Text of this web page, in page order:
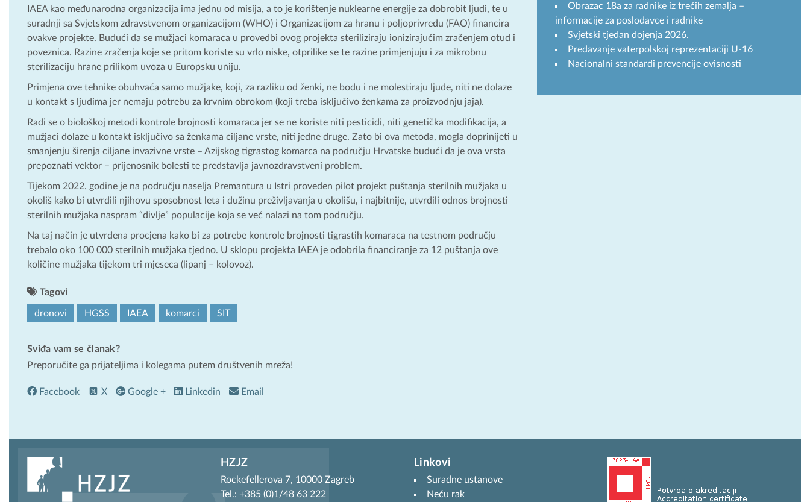
IAEA kao međunarodna organizacija ima jednu od misija, a to je korištenje nuklearne energije za dobrobit ljudi, te u
suradnji sa Svjetskom zdravstvenom organizacijom (WHO) i Organizacijom za hranu i poljoprivredu (FAO) financira
ovakve projekte. Budući da se mužjaci komaraca u provedbi ovog projekta steriliziraju ionizirajućim zračenjem otud i
poveznica. Razine zračenja koje se pritom koriste su vrlo niske, otprilike se te razine primjenjuju i za mikrobnu
sterilizaciju hrane prilikom uvoza u Europsku uniju.
Primjena ove tehnike obuhvaća samo mužjake, koji, za razliku od ženki, ne bodu i ne molestiraju ljude, niti ne dolaze
u kontakt s ljudima jer nemaju potrebu za krvnim obrokom (koji treba isključivo ženkama za proizvodnju jaja).
Radi se o biološkoj metodi kontrole brojnosti komaraca jer se ne koriste niti pesticidi, niti genetička modifikacija, a
mužjaci dolaze u kontakt isključivo sa ženkama ciljane vrste, niti jedne druge. Zato bi ova metoda, mogla doprinijeti u
smanjenju širenja ciljane invazivne vrste – Azijskog tigrastog komarca na području Hrvatske budući da je ova vrsta
prepoznati vektor – prijenosnik bolesti te predstavlja javnozdravstveni problem.
Tijekom 2022. godine je na području naselja Premantura u Istri proveden pilot projekt puštanja sterilnih mužjaka u
okoliš kako bi utvrdili njihovu sposobnost leta i dužinu preživljavanja u okolišu, i najbitnije, utvrdili odnos brojnosti
sterilnih mužjaka naspram “divlje” populacije koja se već nalazi na tom području.
Na taj način je utvrđena procjena kako bi za potrebe kontrole brojnosti tigrastih komaraca na testnom području
trebalo oko 100 000 sterilnih mužjaka tjedno. U sklopu projekta IAEA je odobrila financiranje za 12 puštanja ove
količine mužjaka tijekom tri mjeseca (lipanj – kolovoz).
Tagovi
dronovi HGSS IAEA komarci SIT
Sviđa vam se članak?
Preporučite ga prijateljima i kolegama putem društvenih mreža!
Facebook X Google + Linkedin Email
Obrazac 18a za radnike iz trećih zemalja –
informacije za poslodavce i radnike
Svjetski tjedan dojenja 2026.
Predavanje vaterpolskoj reprezentaciji U-16
Nacionalni standardi prevencije ovisnosti
HZJZ
Rockefellerova 7, 10000 Zagreb
Tel.: +385 (0)1/48 63 222
Linkovi
Suradne ustanove
Neću rak